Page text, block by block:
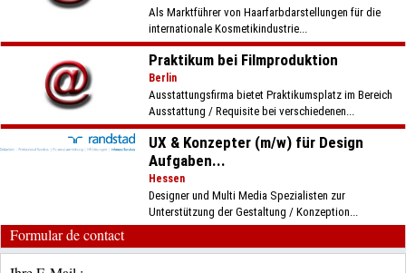
Als Marktführer von Haarfarbdarstellungen für die
internationale Kosmetikindustrie...
Praktikum bei Filmproduktion
Berlin
Ausstattungsfirma bietet Praktikumsplatz im Bereich
Ausstattung / Requisite bei verschiedenen...
UX & Konzepter (m/w) für Design
Aufgaben...
Hessen
Designer und Multi Media Spezialisten zur
Unterstützung der Gestaltung / Konzeption...
Formular de contact